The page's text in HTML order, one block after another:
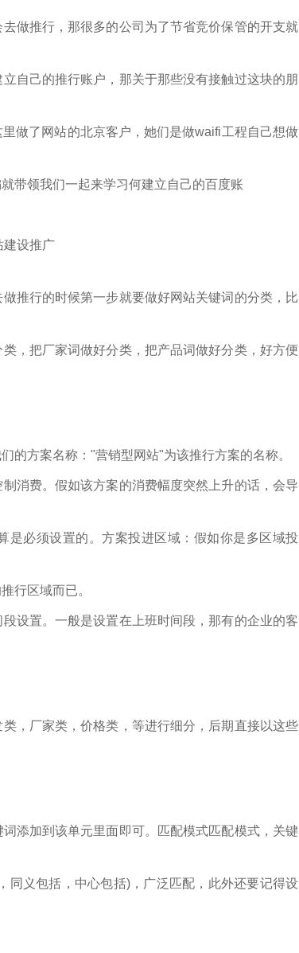
做推行，那很多的公司为了节省竞价保管的开支就
自己的推行账户，那关于那些没有接触过这块的朋
做了网站的北京客户，她们是做waifi工程自己想做
带领我们一起来学习何建立自己的百度账
推行的时候第一步就要做好网站关键词的分类，比
，把厂家词做好分类，把产品词做好分类，好方便
的方案名称："营销型网站"为该推行方案的名称。
消费。假如该方案的消费幅度突然上升的话，会导
是必须设置的。方案投进区域：假如你是多区域投
行区域而已。
设置。一般是设置在上班时间段，那有的企业的客
，厂家类，价格类，等进行细分，后期直接以这些
添加到该单元里面即可。匹配模式匹配模式，关键
同义包括，中心包括)，广泛匹配，此外还要记得设